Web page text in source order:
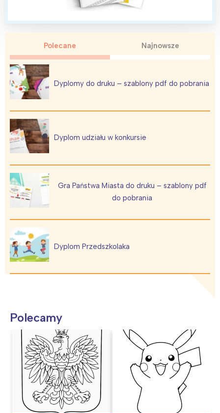
Polecane Najnowsze
Dyplomy do druku – szablony pdf do pobrania
Dyplom udziału w konkursie
Gra Państwa Miasta do druku – szablony pdf
do pobrania
Dyplom Przedszkolaka
Polecamy
Interesują mnie wydarzenia z
Warszawa
Łódź
Trójmiasto
Poznań
Kraków
Wybieram